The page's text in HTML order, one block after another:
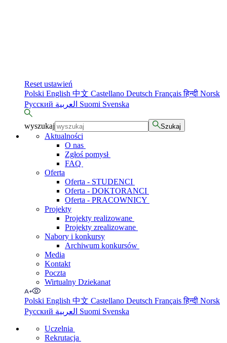
Reset ustawień
Polski English 中文 Castellano Deutsch Françaisहिन्दी Norsk
Русский
Suomi Svenska
wyszukaj Szukaj
Aktualności
O nas
Zgłoś pomysł
FAQ
Oferta
Oferta - STUDENCI
Oferta - DOKTORANCI
Oferta - PRACOWNICY
Projekty
Projekty realizowane
Projekty zrealizowane
Nabory i konkursy
Archiwum konkursów
Media
Kontakt
Poczta
Wirtualny Dziekanat
Polski English 中文 Castellano Deutsch Françaisहिन्दी Norsk
Русский
Suomi Svenska
Uczelnia
Rekrutacja